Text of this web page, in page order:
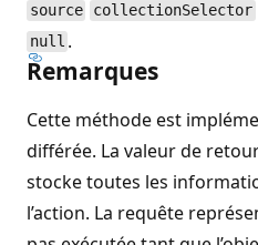
source collectionSelector
null .
Remarques
Cette méthode est
différée. La valeur de
stocke toutes les
l’action. La requête